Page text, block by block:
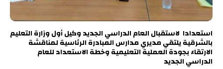
استعدادا لاستقبال العام الدراسي الجديد وكيل أول وزارة التعليم
بالشرقية يلتقي مديري مدارس المبادرة الرئاسية لمناقشة
الارتقاء بجودة العملية التعليمية وخطة الاستعداد للعام
الدراسي الجديد